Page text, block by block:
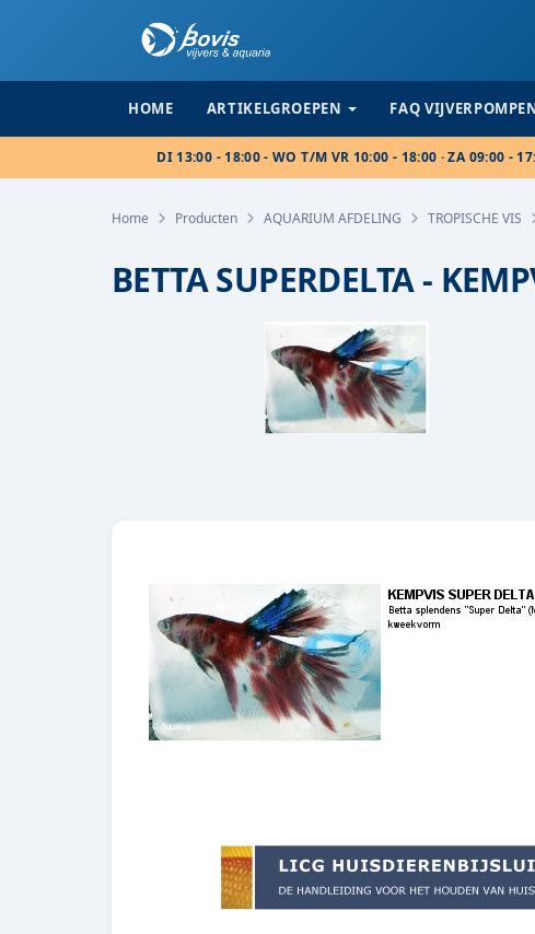
HOME ARTIKELGROEPEN FAQ
DI 13:00 - 18:00 - WO T/M VR 10:00 - 18:00 · ZA 09:00 -
Home Producten AQUARIUM AFDELING TROPISCHE VIS
BETTA SUPERDELTA -